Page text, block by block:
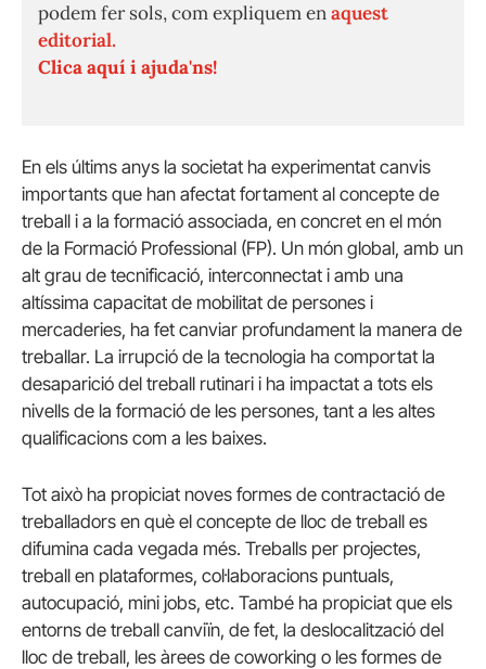
podem fer sols, com expliquem enaquest
editorial.
Clica aquí i ajuda'ns!
En els últims anys la societat ha experimentat canvis
importants que han afectat fortament al concepte de
treball i a la formació associada, en concret en el món
de la Formació Professional (FP). Un món global, amb un
alt grau de tecnificació, interconnectat i amb una
altíssima capacitat de mobilitat de persones i
mercaderies, ha fet canviar profundament la manera de
treballar. La irrupció de la tecnologia ha comportat la
desaparició del treball rutinari i ha impactat a tots els
nivells de la formació de les persones, tant a les altes
qualificacions com a les baixes.
Tot això ha propiciat noves formes de contractació de
treballadors en què el concepte de lloc de treball es
difumina cada vegada més. Treballs per projectes,
treball en plataformes, col·laboracions puntuals,
autocupació, mini jobs, etc. També ha propiciat que els
entorns de treball canviïn, de fet, la deslocalització del
lloc de treball, les àrees de coworking o les formes de